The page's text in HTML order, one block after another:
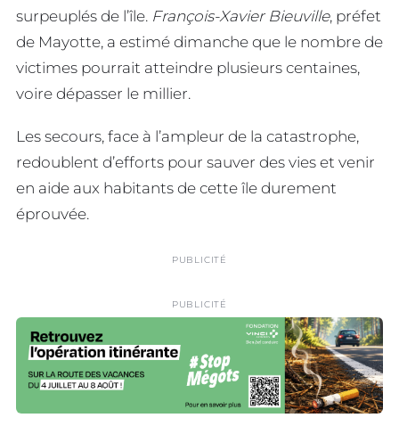
surpeuplés de l’île. François-Xavier Bieuville, préfet
de Mayotte, a estimé dimanche que le nombre de
victimes pourrait atteindre plusieurs centaines,
voire dépasser le millier.
Les secours, face à l’ampleur de la catastrophe,
redoublent d’efforts pour sauver des vies et venir
en aide aux habitants de cette île durement
éprouvée.
PUBLICITÉ
PUBLICITÉ